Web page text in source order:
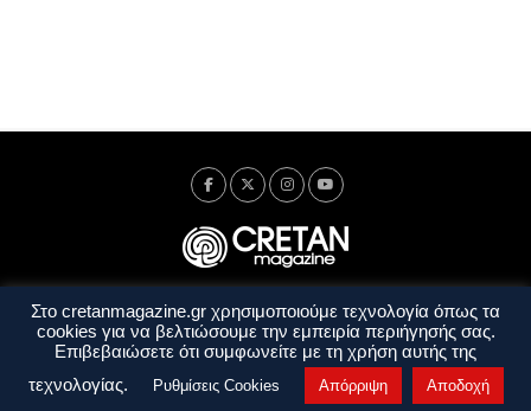
Ταυτότητα Πολιτική Απορρήτου
Όροι Χρήσης
Όροι και Προϋποθέσεις
Στο cretanmagazine.gr χρησιμοποιούμε τεχνολογία όπως τα
cookies για να βελτιώσουμε την εμπειρία περιήγησής σας.
Επιβεβαιώσετε ότι συμφωνείτε με τη χρήση αυτής της
τεχνολογίας.
Ρυθμίσεις Cookies Απόρριψη Αποδοχή